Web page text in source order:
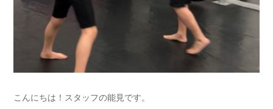
こんにちは！スタッフの能見です。